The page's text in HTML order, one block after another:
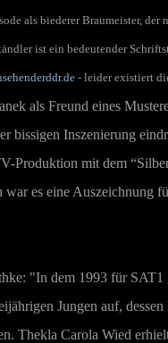
als biederer Braumeister,
ist ein bedeutender
- leider existiert
als Freund eines
bissigen Inszenierung
Produktion mit dem
es eine Auszeichnung
"In dem 1993 für SAT1
Jungen auf,
Thekla Carola Wied